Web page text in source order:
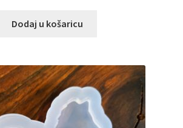
Dodaj u košaricu